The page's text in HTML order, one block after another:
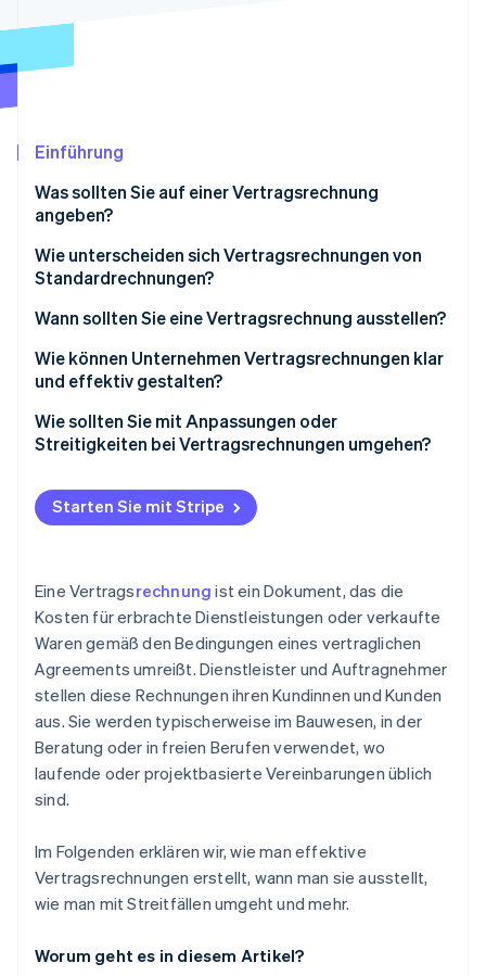
Identity
Online-Identitätsprüfung
Stripe-Sessions 2026
Erfahren Sie, wie Stripe Lösungen für die
Einführung
Was sollten Sie auf einer Vertragsrechnung
angeben?
Wie unterscheiden sich Vertragsrechnungen von
Standardrechnungen?
Vertragsrechnungen
Standardrechnungen
Wann sollten Sie eine Vertragsrechnung ausstellen?
Wenn Sie einen Meilenstein erreichen
Regelmäßiger Zeitplan
Wenn die Zahlungsvoraussetzungen erfüllt sind
genehmigt hat
Am Ende des Vertrags
Wenn Anpassungen vorgenommen werden
Vertraglich vereinbarte Zeitpunkte einhalten
Wie können Unternehmen Vertragsrechnungen klar
und effektiv gestalten?
Machen Sie die Zahlungsbedingungen eindeutig
Verwenden Sie detaillierte Beschreibungen der
Rechnungsposten
Wichtige visuelle Elemente einbeziehen
Korrekturlesen
Seien Sie beim Timing konsistent
Erwägen Sie die Verwendung von
Rechnungssoftware
Wie sollten Sie mit Anpassungen oder
Streitigkeiten bei Vertragsrechnungen umgehen?
Beginnen Sie mit einer offenen Einstellung
Fragen Sie nach Einzelheiten
Seien Sie transparent mit unterstützenden
Dokumenten
Verhandeln Sie Anpassungen
Vollständige Dokumentation
Bleiben Sie standhaft, wenn es angebracht ist
Bieten Sie einen Zahlungsplan an, falls erforderlich
Aus Erfahrungen lernen
Starten Sie mit Stripe
Eine Vertragsrechnung ist ein Dokument, das die
Kosten für erbrachte Dienstleistungen oder verkaufte
Waren gemäß den Bedingungen eines vertraglichen
Agreements umreißt. Dienstleister und Auftragnehmer
stellen diese Rechnungen ihren Kundinnen und Kunden
aus. Sie werden typischerweise im Bauwesen, in der
Beratung oder in freien Berufen verwendet, wo
laufende oder projektbasierte Vereinbarungen üblich
sind.
Im Folgenden erklären wir, wie man effektive
Vertragsrechnungen erstellt, wann man sie ausstellt,
wie man mit Streitfällen umgeht und mehr.
Worum geht es in diesem Artikel?